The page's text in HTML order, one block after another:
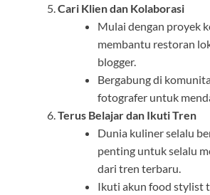
Cari Klien dan Kolaborasi
Mulai dengan proyek
membantu restoran
blogger.
Bergabung di
fotografer untuk
Terus Belajar dan Ikuti Tren
Dunia kuliner selalu
penting untuk selalu
dari tren terbaru.
Ikuti akun food stylist